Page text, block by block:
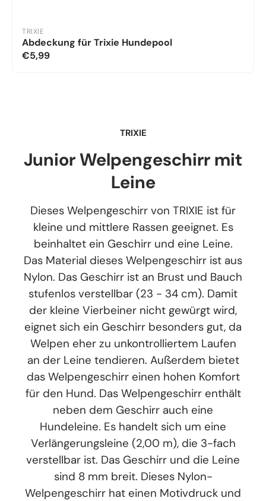
TRIXIE
Abdeckung für Trixie Hundepool
€5,99
TRIXIE
Junior Welpengeschirr mit
Leine
Dieses Welpengeschirr von TRIXIE ist für
kleine und mittlere Rassen geeignet. Es
beinhaltet ein Geschirr und eine Leine.
Das Material dieses Welpengeschirr ist aus
Nylon. Das Geschirr ist an Brust und Bauch
stufenlos verstellbar (23 - 34 cm). Damit
der kleine Vierbeiner nicht gewürgt wird,
eignet sich ein Geschirr besonders gut, da
Welpen eher zu unkontrolliertem Laufen
an der Leine tendieren. Außerdem bietet
das Welpengeschirr einen hohen Komfort
für den Hund. Das Welpengeschirr enthält
neben dem Geschirr auch eine
Hundeleine. Es handelt sich um eine
Verlängerungsleine (2,00 m), die 3-fach
verstellbar ist. Das Geschirr und die Leine
sind 8 mm breit. Dieses Nylon-
Welpengeschirr hat einen Motivdruck und